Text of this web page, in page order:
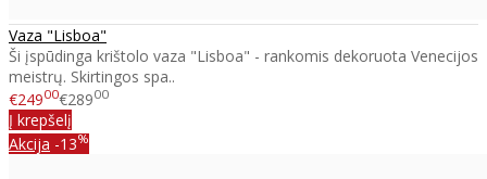
Vaza "Lisboa"
Ši įspūdinga krištolo vaza "Lisboa" - rankomis dekoruota Venecijos
meistrų. Skirtingos spa..
€24900€28900
Į krepšelį
Akcija -13%